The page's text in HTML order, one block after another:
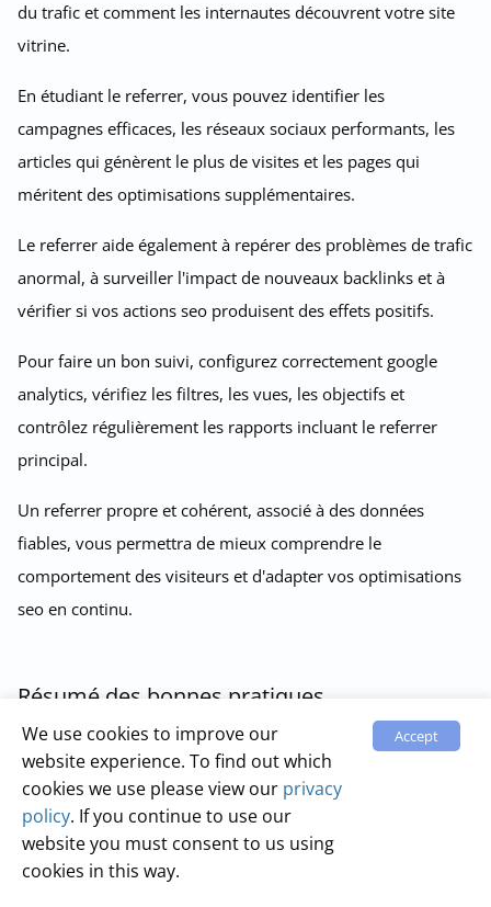
du trafic et comment les internautes découvrent votre site
vitrine.
En étudiant le referrer, vous pouvez identifier les
campagnes efficaces, les réseaux sociaux performants, les
articles qui génèrent le plus de visites et les pages qui
méritent des optimisations supplémentaires.
Le referrer aide également à repérer des problèmes de trafic
anormal, à surveiller l'impact de nouveaux backlinks et à
vérifier si vos actions seo produisent des effets positifs.
Pour faire un bon suivi, configurez correctement google
analytics, vérifiez les filtres, les vues, les objectifs et
contrôlez régulièrement les rapports incluant le referrer
principal.
Un referrer propre et cohérent, associé à des données
fiables, vous permettra de mieux comprendre le
comportement des visiteurs et d'adapter vos optimisations
seo en continu.
Résumé des bonnes pratiques
d'optimisation pour votre site web
Pour optimiser, vous devez suivre plusieurs étapes : audit
seo initial, corrections techniques, amélioration des
contenus, travail sur les liens, suivi des résultats sur google
et ajustements réguliers.
We use cookies to improve our
website experience. To find out which
cookies we use please view our privacy
policy. If you continue to use our
website you must consent to us using
cookies in this way.
Accept